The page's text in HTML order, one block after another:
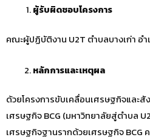
ผู้รับผิดชอบโครงการ
คณะผู้ปฏิบัติงาน U2T ตำบลบางเก่า อ
หลักการและเหตุผล
ด้วยโครงการขับเคลื่อนเศรษฐกิจและ
เศรษฐกิจ BCG (มหาวิทยาลัยสู่ตำบล
เศรษฐกิจฐานรากด้วยเศรษฐกิจ BCG